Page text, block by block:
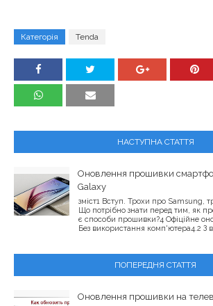
Категорія Tenda
НАСТУПНА СТАТТЯ
Оновлення прошивки
Galaxy
зміст1 Вступ. Трохи про Samsung,
Що потрібно знати перед тим, як
є способи прошивки?4 Офіційне
Без використання комп'ютера4.2 З
ПОПЕРЕДНЯ СТАТТЯ
Оновлення прошивки на